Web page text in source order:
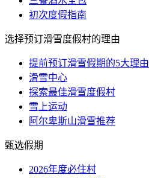
初次度假指南
选择预订滑雪度假村的理由
提前预订滑雪假期的5大理由
滑雪中心
探索最佳滑雪度假村
雪上运动
阿尔卑斯山滑雪推荐
甄选假期
2026年度必住村